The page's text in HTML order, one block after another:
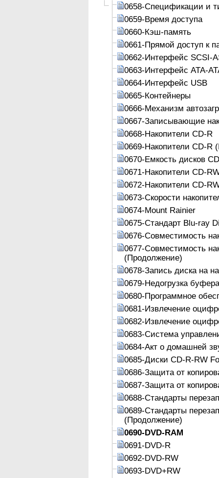
0658-Спецификации и
0659-Время доступа
0660-Кэш-память
0661-Прямой доступ к
0662-Интерфейс SCSI-
0663-Интерфейс АТА-
0664-Интерфейс USB
0665-Контейнеры
0666-Механизм
0667-Записывающие
0668-Накопители CD-R
0669-Накопители CD-R
0670-Емкость дисков
0671-Накопители CD-
0672-Накопители CD-
0673-Скорости
0674-Mount Rainier
0675-Стандарт Blu-ray
0676-Совместимость
0677-Совместимость
(Продолжение)
0678-Запись диска на
0679-Недогрузка буфера
0680-Программное
0681-Извлечение
0682-Извлечение
0683-Система
0684-Акт о домашней
0685-Диски CD-R-RW
0686-Защита от
0687-Защита от
0688-Стандарты
0689-Стандарты
(Продолжение)
0690-DVD-RAM
0691-DVD-R
0692-DVD-RW
0693-DVD+RW